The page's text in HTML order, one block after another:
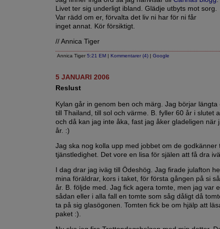
Livet ter sig underligt ibland. Glädje utbyts mot sorg.
Var rädd om er, förvalta det liv ni har för ni får
inget annat. Kör försiktigt.
// Annica Tiger
Annica Tiger 5:21 EM | Kommentarer (4) | Google
5 JANUARI 2006
Reslust
Kylan går in genom ben och märg. Jag börjar längta
till Thailand, till sol och värme. B. fyller 60 år i slutet
och då kan jag inte åka, fast jag åker gladeligen när
år. :)
Jag ska nog kolla upp med jobbet om de godkänner
tjänstledighet. Det vore en lisa för själen att få dra
I dag drar jag iväg till Ödeshög. Jag firade julafton
mina föräldrar, kors i taket, för första gången på si
år. B. följde med. Jag fick agera tomte, men jag var
sådan eller i alla fall en tomte som såg dåligt då
ta på sig glasögonen. Tomten fick be om hjälp att
paket :).